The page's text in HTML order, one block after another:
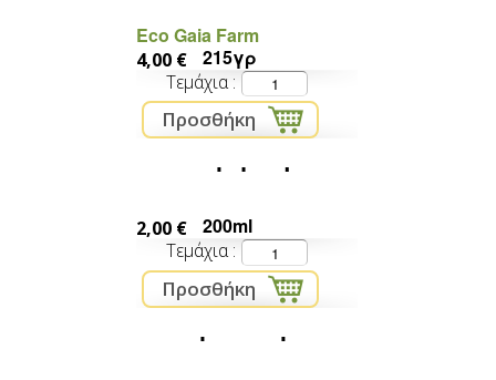
Eco Gaia Farm
4,00 € 215γρ
Τεμάχια
2,00 € 200ml
Τεμάχια